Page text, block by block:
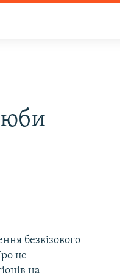
безвізового
це